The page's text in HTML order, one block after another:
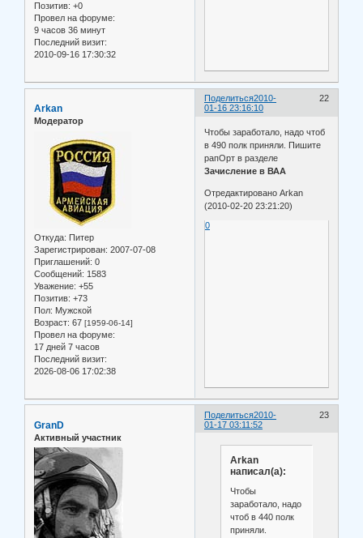
Позитив: +0
Провел на форуме:
9 часов 36 минут
Последний визит:
2010-09-16 17:30:32
Поделиться 22
2010-
01-16 23:16:10
Arkan
Модератор
Откуда: Питер
Зарегистрирован: 2007-07-08
Приглашений: 0
Сообщений: 1583
Уважение: +55
Позитив: +73
Пол: Мужской
Возраст: 67 [1959-06-14]
Провел на форуме:
17 дней 7 часов
Последний визит:
2026-08-06 17:02:38
Чтобы заработало, надо чтоб
в 490 полк приняли. Пишите
рапОрт в разделе
Зачисление в ВАА
Отредактировано Arkan
(2010-02-20 23:21:20)
0
Поделиться 23
2010-
01-17 03:11:52
GranD
Активный участник
Arkan
написал(а):
Чтобы
заработало, надо
чтоб в 440 полк
приняли.